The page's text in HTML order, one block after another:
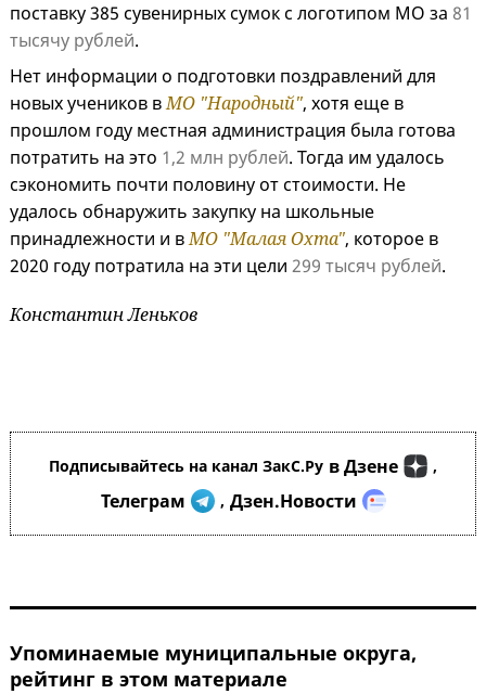
поставку 385 сувенирных сумок с логотипом МО за 81
тысячу рублей.
Нет информации о подготовки поздравлений для
новых учеников вМО "Народный", хотя еще в
прошлом году местная администрация была готова
потратить на это 1,2 млн рублей. Тогда им удалось
сэкономить почти половину от стоимости. Не
удалось обнаружить закупку на школьные
принадлежности и вМО "Малая Охта", которое в
2020 году потратила на эти цели 299 тысяч рублей.
Константин Леньков
Подписывайтесь на канал ЗакС.Ру в Дзене ,
Телеграм , Дзен.Новости
Упоминаемые муниципальные округа,
рейтинг в этом материале